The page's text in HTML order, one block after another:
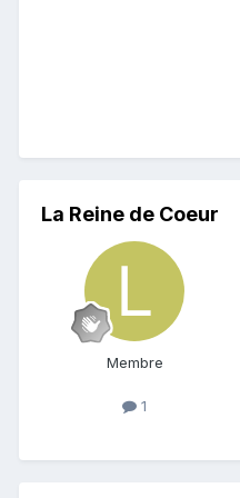
La Reine de Coeur
Membre
1